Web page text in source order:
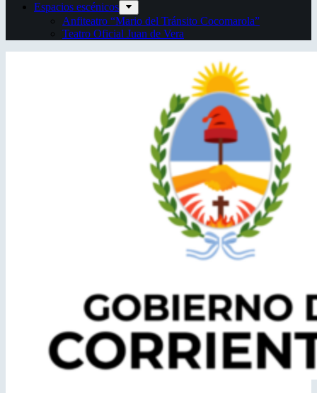
Espacios escénicos
Anfiteatro “Mario del Tránsito Cocomarola”
Teatro Oficial Juan de Vera